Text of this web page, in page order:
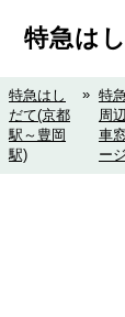
特急は
特急はし
だて(京都
駅～豊岡
駅)
» 特
周
車
ージ